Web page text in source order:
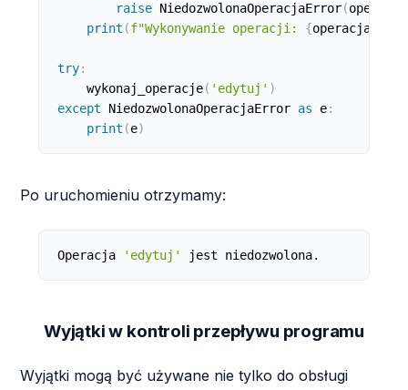
raise NiedozwolonaOperacjaError(operacja
print (f"Wykonywanie operacji: {operacja
try:
    wykonaj_operacje
( 'edytuj' )
except NiedozwolonaOperacjaError as e:
print (e)
Po uruchomieniu otrzymamy:
Operacja 'edytuj' jest niedozwolona.
Wyjątki w kontroli przepływu programu
Wyjątki mogą być używane nie tylko do obsługi